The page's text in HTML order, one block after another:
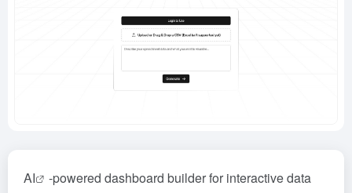
AI
-powered dashboard builder for interactive data